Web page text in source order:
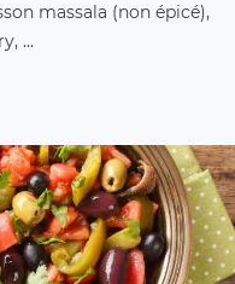
massala (non épicé),
...